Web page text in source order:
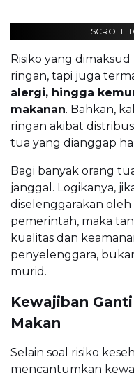
SCROLL
Risiko yang
ringan, tapi juga
alergi, hingga
makanan. Bahkan,
ringan akibat
tua yang dianggap
Bagi banyak orang
janggal. Logikanya,
diselenggarakan
pemerintah, maka
kualitas dan
penyelenggara,
murid.
Kewajiban
Makan
Selain soal risiko
mencantumkan